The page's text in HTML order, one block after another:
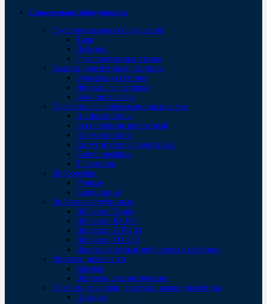
Строительное оборудование
Грузоподъемное оборудование
Тали
Лебедки
Грузоподъемные краны
Емкости для бетона и раствора
Бункеры для бетона
Ящики для раствора
Бетономешалки
Профили для деформационных швов
Альфа профиль
Бета профиль ремонтный
Синус профиль
Синус профиль ремонтный
Омега профиль
Т профиль
Виброрейки
Ручные
Секционные
Вибраторы глубинные
Вибратор Dingo
Вибратор JB-160
Вибратор ZIP-150
Bибратор FO-230
Высокочастотные вибраторы для бетона
Вязатели проволоки
Крючки
Вязатели автоматические
Правила, гладилки, скребки, малки для бетона
Правила